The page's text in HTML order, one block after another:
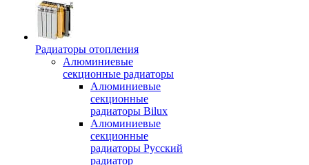
Радиаторы отопления
Алюминиевые
секционные радиаторы
Алюминиевые
секционные
радиаторы Bilux
Алюминиевые
секционные
радиаторы Русский
радиатор